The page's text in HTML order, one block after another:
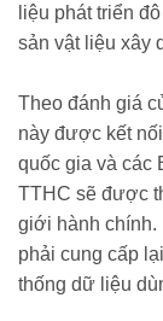
liệu phát triển
sản vật liệu xây
Theo đánh giá
này được kết
quốc gia và các
TTHC sẽ được
giới hành chính.
phải cung cấp
thống dữ liệu